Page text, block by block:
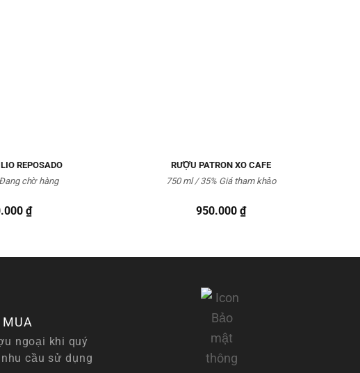
REPOSADO
₫
Đang chờ hàng
RƯỢU PATRON XO CAFE
950.000₫
750 ml / 35% Giá tham khảo
ngoại khi quý
cầu sử dụng